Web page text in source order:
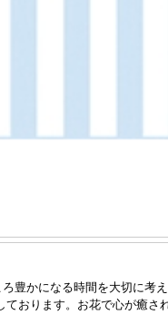
豊かになる時間を大切に
おります。お花で心が癒